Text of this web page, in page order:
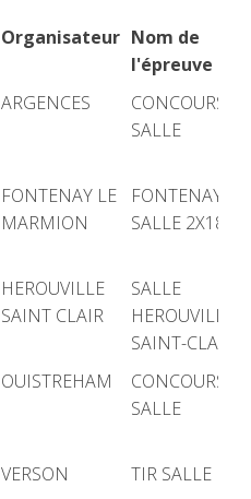
Organisateur Nom de
l'épreuve
Organisateur
Nom de
l'épreuve
ARGENCES
CONCOURS
SALLE
FONTENAY LE
MARMION
FONTENAY
SALLE 2X18
HEROUVILLE
SAINT CLAIR
SALLE
HEROUVILLE
SAINT-CLAIR
OUISTREHAM
CONCOURS
SALLE
VERSON
TIR SALLE